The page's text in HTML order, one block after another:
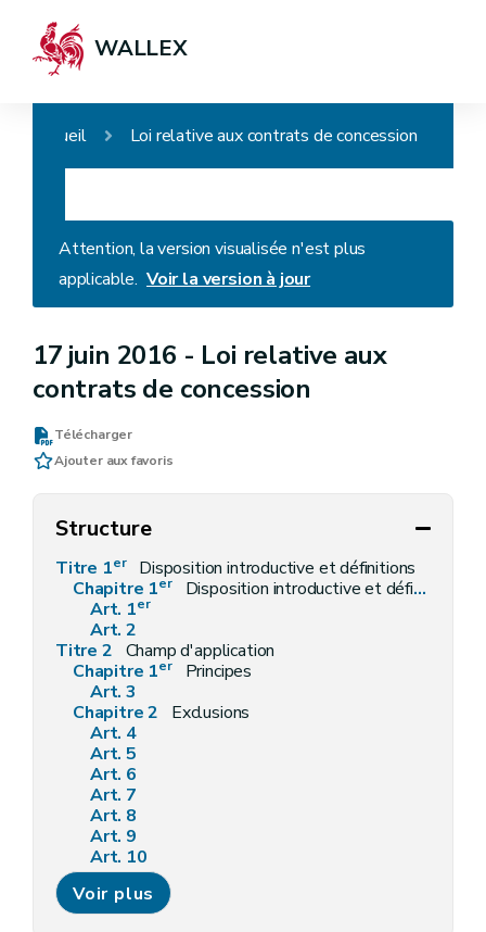
WALLEX
Accueil Loi relative aux contrats de concession
Attention, la version visualisée n'est plus
applicable. Voir la version à jour
17 juin 2016 - Loi relative aux
contrats de concession
Télécharger
Ajouter aux favoris
Structure
Titre 1er
Disposition introductive et définitions
Chapitre 1er
Disposition introductive et définitions
Art. 1er
Art. 2
Titre 2 Champ d'application
Chapitre 1er
Principes
Art. 3
Chapitre 2
Exclusions
Art. 4
Art. 5
Art. 6
Art. 7
Art. 8
Art. 9
Art. 10
Art. 11
Art. 12
Art. 13
Voir plus